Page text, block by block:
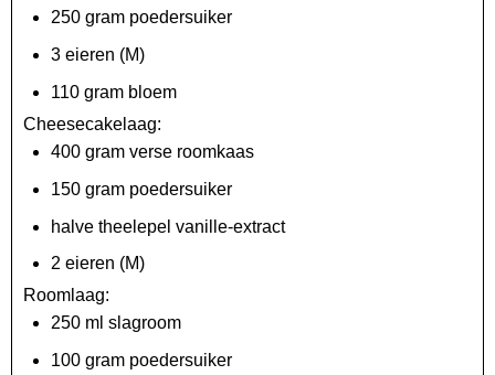
250 gram poedersuiker
3 eieren (M)
110 gram bloem
Cheesecakelaag:
400 gram verse roomkaas
150 gram poedersuiker
halve theelepel vanille-extract
2 eieren (M)
Roomlaag:
250 ml slagroom
100 gram poedersuiker